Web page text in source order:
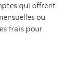
qui offrent
ou
frais pour